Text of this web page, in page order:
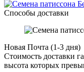
Способы доставки
Новая Почта (1-3 дня)
Стоимость доставки
высота которых